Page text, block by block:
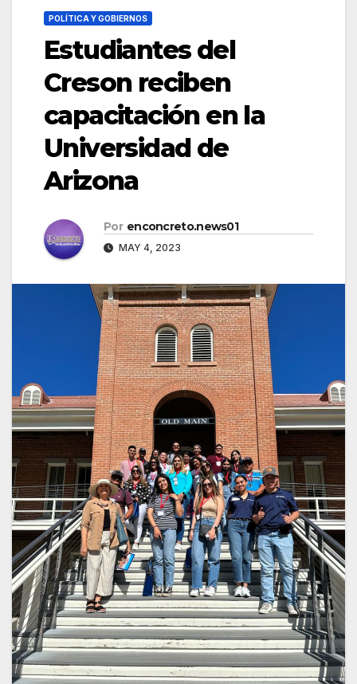
POLÍTICA Y GOBIERNOS
Estudiantes del
Creson reciben
capacitación en la
Universidad de
Arizona
Por enconcreto.news01
MAY 4, 2023